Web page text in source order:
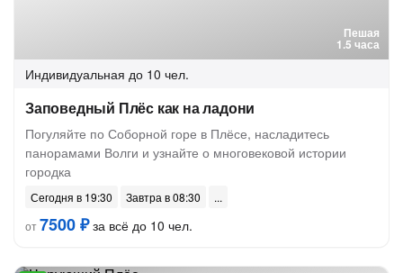
Пешая
1.5 часа
Индивидуальная до 10 чел.
Заповедный Плёс как на ладони
Погуляйте по Соборной горе в Плёсе, насладитесь
панорамами Волги и узнайте о многовековой истории
городка
Сегодня в 19:30
Завтра в 08:30
от7500 ₽за всё до 10 чел.